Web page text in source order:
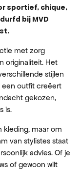
sportief, chique,
bij MVD
met zorg
originaliteit. Het
stijlen
een outfit creëert
gekozen,
is.
kleding, maar om
van stylistes staat
advies. Of je
of gewoon wilt